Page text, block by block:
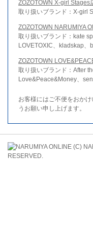
ZOZOTOWN X-girl Stages
取り扱いブランド：X-girl
ZOZOTOWN NARUMIYA
取り扱いブランド：kate
LOVETOXIC、kladskap
ZOZOTOWN
取り扱いブランド：After
Love&Peace&Money、
お客様にはご不便をおか
うお願い申し上げます。